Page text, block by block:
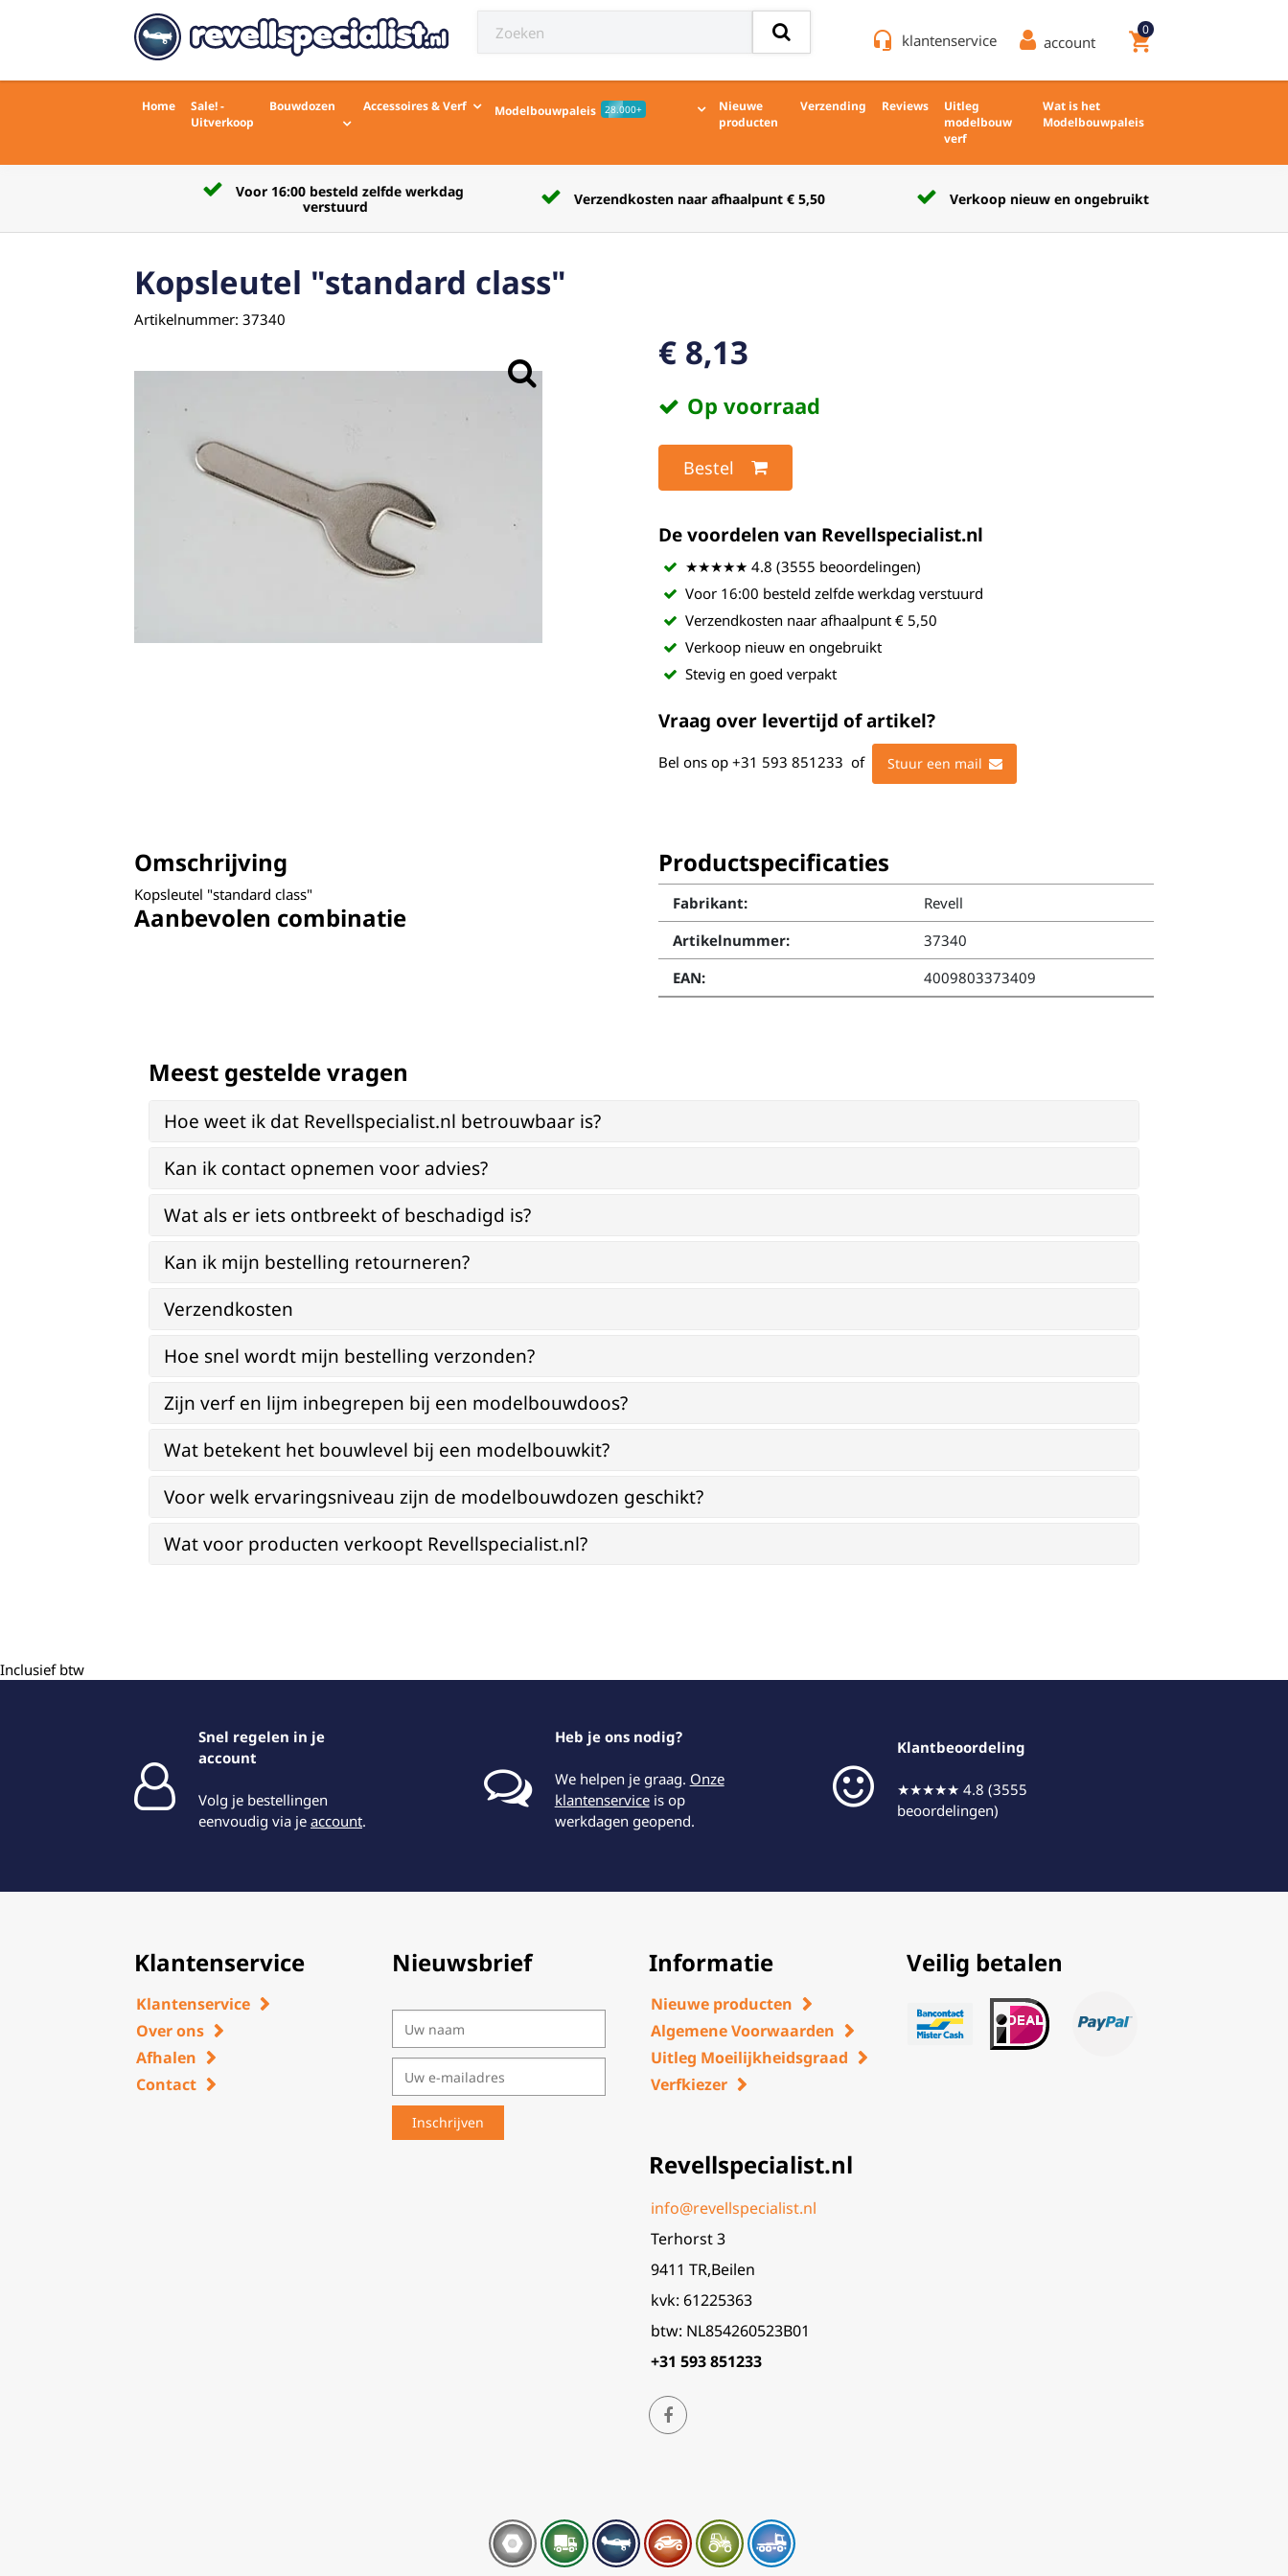
headset_mic klantenservice account shopping_cart
0
Home
Sale! -
Uitverkoop
Bouwdozen Accessoires & Verf Modelbouwpaleis 28.000+
Nieuwe
producten
Verzending Reviews
Uitleg
modelbouw
verf
Wat is het
Modelbouwpaleis
Voor 16:00 besteld zelfde werkdag
verstuurd
Verzendkosten naar afhaalpunt € 5,50 Verkoop nieuw en ongebruikt
Kopsleutel "standard class"
Artikelnummer: 37340
€ 8,13
Op voorraad
Bestel
De voordelen van Revellspecialist.nl
★★★★★ 4.8 (3555 beoordelingen)
Voor 16:00 besteld zelfde werkdag verstuurd
Verzendkosten naar afhaalpunt € 5,50
Verkoop nieuw en ongebruikt
Stevig en goed verpakt
Vraag over levertijd of artikel?
Bel ons op +31 593 851233 of Stuur een mail
Omschrijving
Kopsleutel "standard class"
Aanbevolen combinatie
Productspecificaties
Fabrikant:
Revell
Artikelnummer:
37340
EAN:
4009803373409
Meest gestelde vragen
Hoe weet ik dat Revellspecialist.nl betrouwbaar is?
Kan ik contact opnemen voor advies?
Wat als er iets ontbreekt of beschadigd is?
Kan ik mijn bestelling retourneren?
Verzendkosten
Hoe snel wordt mijn bestelling verzonden?
Zijn verf en lijm inbegrepen bij een modelbouwdoos?
Wat betekent het bouwlevel bij een modelbouwkit?
Voor welk ervaringsniveau zijn de modelbouwdozen geschikt?
Wat voor producten verkoopt Revellspecialist.nl?
Inclusief btw
Snel regelen in je
account
Volg je bestellingen
eenvoudig via je account.
Heb je ons nodig?
We helpen je graag. Onze
klantenserviceis op
werkdagen geopend.
Klantbeoordeling
★★★★★ 4.8 (3555
beoordelingen)
Klantenservice
Klantenservice
Over ons
Afhalen
Contact
Nieuwsbrief Informatie
Nieuwe producten
Algemene Voorwaarden
Uitleg Moeilijkheidsgraad
Verfkiezer
Revellspecialist.nl
info@revellspecialist.nl
Terhorst 3
9411 TR,Beilen
kvk: 61225363
btw: NL854260523B01
+31 593 851233
Veilig betalen